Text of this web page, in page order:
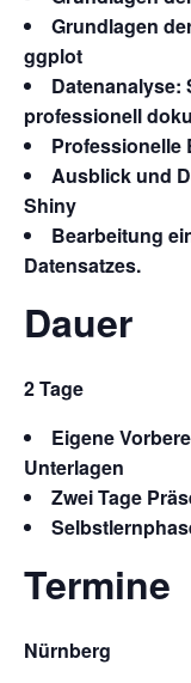
Grundlagen
ggplot
Datenanalyse:
professionell
Professionelle
Ausblick und
Shiny
Bearbeitung
Datensatzes.
Dauer
2 Tage
Eigene
Unterlagen
Zwei Tage
Termine
Nürnberg